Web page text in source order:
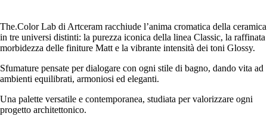
The.Color Lab di Artceram racchiude l’anima cromatica della ceramica
in tre universi distinti: la purezza iconica della linea Classic, la raffinata
morbidezza delle finiture Matt e la vibrante intensità dei toni Glossy.
Sfumature pensate per dialogare con ogni stile di bagno, dando vita ad
ambienti equilibrati, armoniosi ed eleganti.
Una palette versatile e contemporanea, studiata per valorizzare ogni
progetto architettonico.